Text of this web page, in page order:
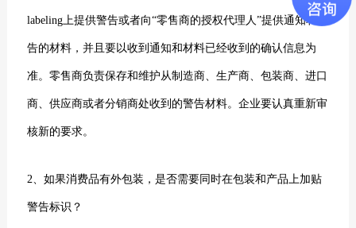
labeling上提供警告或者向“零售商的授权代理人”提供通知和警
告的材料，并且要以收到通知和材料已经收到的确认信息为
准。零售商负责保存和维护从制造商、生产商、包装商、进口
商、供应商或者分销商处收到的警告材料。企业要认真重新审
核新的要求。
2、如果消费品有外包装，是否需要同时在包装和产品上加贴
警告标识？